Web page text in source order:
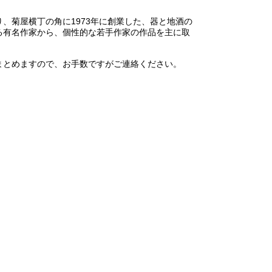
菊屋横丁の角に1973年に創業した、器と地酒の
名作家から、個性的な若手作家の作品を主に取
めますので、お手数ですがご連絡ください。